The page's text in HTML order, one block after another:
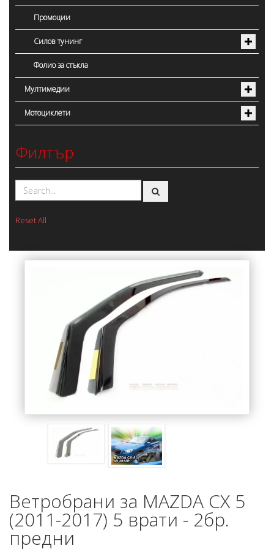
Промоции
Силов тунинг
Фолио за стъкла
Мултимедии
Мотоциклети
Филтър
Reset All
Ветробрани за MAZDA CX 5
(2011-2017) 5 врати - 2бр.
предни